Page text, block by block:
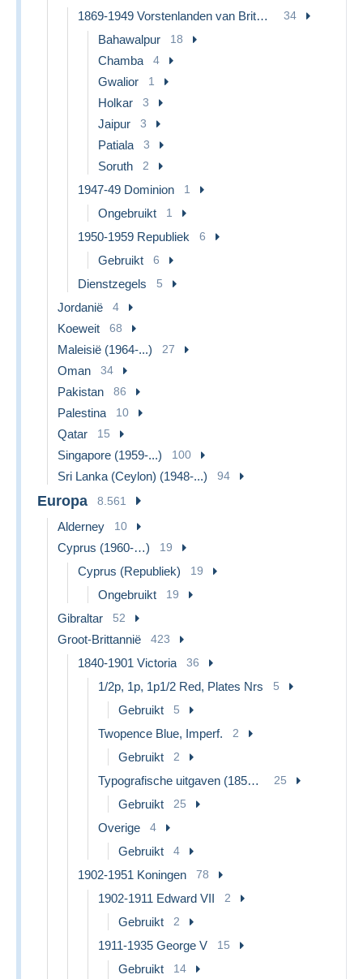
1869-1949 Vorstenlanden van Brits-Indïe 34
Bahawalpur 18
Chamba 4
Gwalior 1
Holkar 3
Jaipur 3
Patiala 3
Soruth 2
1947-49 Dominion 1
Ongebruikt 1
1950-1959 Republiek 6
Gebruikt 6
Dienstzegels 5
Jordanië 4
Koeweit 68
Maleisië (1964-...) 27
Oman 34
Pakistan 86
Palestina 10
Qatar 15
Singapore (1959-...) 100
Sri Lanka (Ceylon) (1948-...) 94
Europa 8.561
Alderney 10
Cyprus (1960-…) 19
Cyprus (Republiek) 19
Ongebruikt 19
Gibraltar 52
Groot-Brittannië 423
1840-1901 Victoria 36
1/2p, 1p, 1p1/2 Red, Plates Nrs 5
Gebruikt 5
Twopence Blue, Imperf. 2
Gebruikt 2
Typografische uitgaven (1855-84) 25
Gebruikt 25
Overige 4
Gebruikt 4
1902-1951 Koningen 78
1902-1911 Edward VII 2
Gebruikt 2
1911-1935 George V 15
Gebruikt 14